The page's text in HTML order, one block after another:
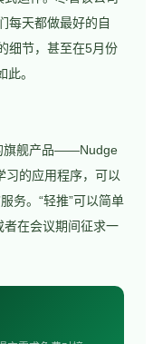
每天都做最好的自
细节，甚至在5月份
。
旗舰产品——Nudge
习的应用程序，可以
务。“轻推”可以简单
在会议期间征求一